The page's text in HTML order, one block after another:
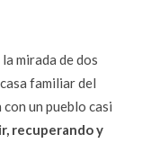
mirada de dos
familiar del
un pueblo casi
recuperando y